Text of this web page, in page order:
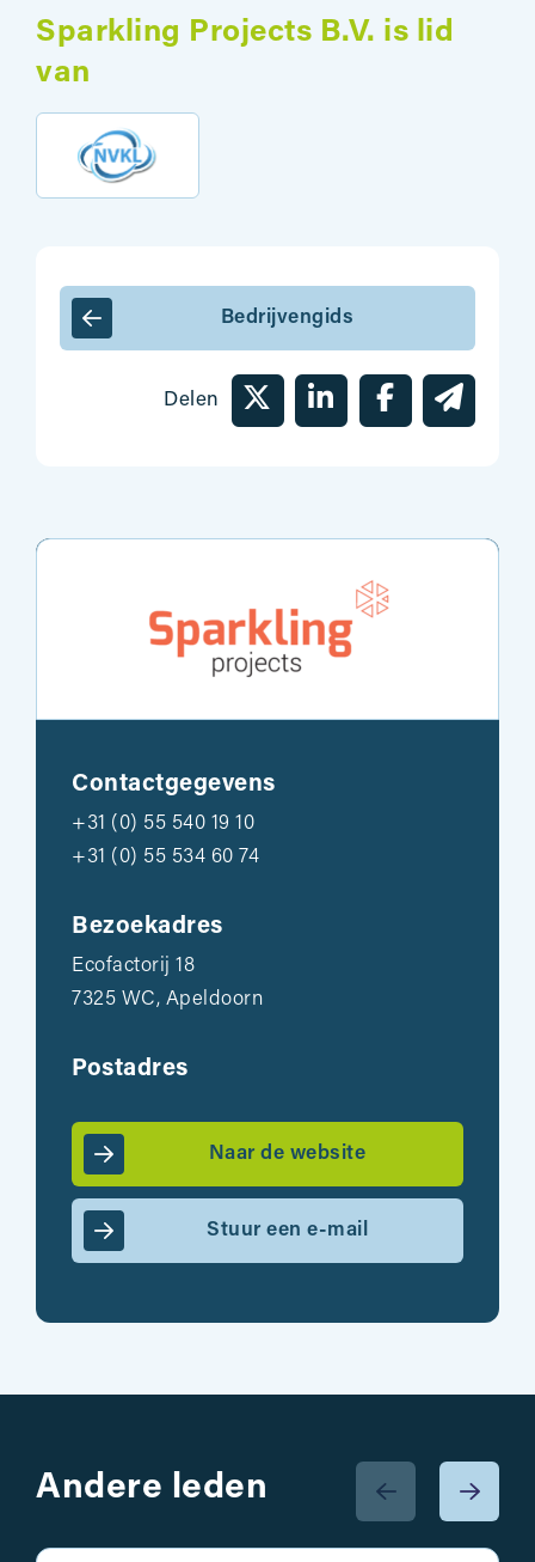
Sparkling Projects B.V. is lid
van
Bedrijvengids
Delen
Contactgegevens
+31 (0) 55 540 19 10
+31 (0) 55 534 60 74
Bezoekadres
Ecofactorij 18
7325 WC, Apeldoorn
Postadres
Naar de website
Stuur een e-mail
Andere leden